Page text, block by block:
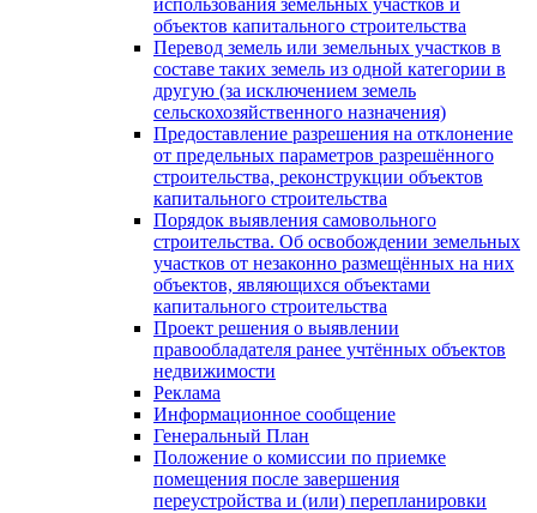
использования земельных участков и
объектов капитального строительства
Перевод земель или земельных участков в
составе таких земель из одной категории в
другую (за исключением земель
сельскохозяйственного назначения)
Предоставление разрешения на отклонение
от предельных параметров разрешённого
строительства, реконструкции объектов
капитального строительства
Порядок выявления самовольного
строительства. Об освобождении земельных
участков от незаконно размещённых на них
объектов, являющихся объектами
капитального строительства
Проект решения о выявлении
правообладателя ранее учтённых объектов
недвижимости
Реклама
Информационное сообщение
Генеральный План
Положение о комиссии по приемке
помещения после завершения
переустройства и (или) перепланировки